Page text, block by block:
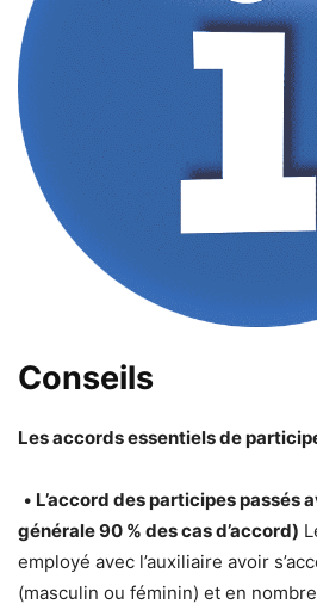
Conseils
Les accords essentiels de
• L’accord des participes passés
générale 90 % des cas d’accord)
employé avec l’auxiliaire avoir
(masculin ou féminin) et en